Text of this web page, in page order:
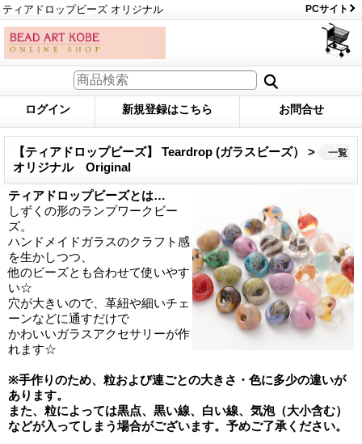
ティアドロップビーズ オリジナル PCサイト
ログイン 新規登録はこちら お問合せ
【ティアドロップビーズ】 Teardrop (ガラスビーズ） >
オリジナル Original
ティアドロップビーズとは…
しずくの形のランプワークビー
ズ。
ハンドメイドガラスのクラフト感
を生かしつつ、
他のビーズとも合わせて使いやす
い☆
穴が大きいので、革紐や細いチェ
ーンなどに通すだけで
かわいいガラスアクセサリーが作
れます☆
※手作りのため、粒および連ごとの大きさ・色に多少の違いが
あります。
また、粒によっては黒点、黒い線、白い線、気泡（大小含む）
などが入ってしまう場合がございます。予めご了承ください。
一覧